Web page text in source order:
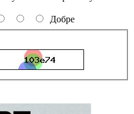
Добре